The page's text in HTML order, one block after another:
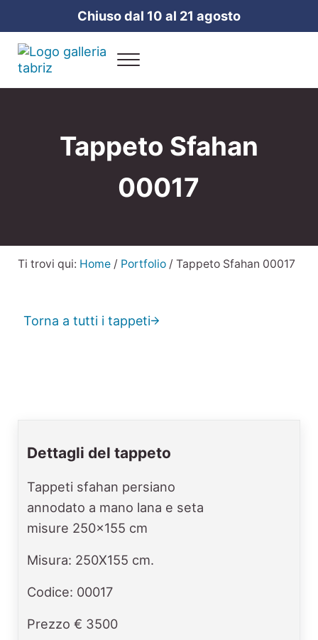
Passa al contenuto principale
Skip to header right navigation
Skip to site footerChiuso dal 10 al 21 agosto
Galleria Tabriz
Menu
Tappeto Sfahan
00017
Ti trovi qui: Home / Portfolio /Tappeto Sfahan 00017
Torna a tutti i tappeti
Dettagli del tappeto
Tappeti sfahan persiano
annodato a mano lana e seta
misure 250x155 cm
Misura: 250X155 cm.
Codice: 00017
Prezzo € 3500